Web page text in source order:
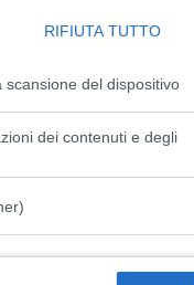
RIFIUTA TUTTO
del dispositivo
dei contenuti e degli
Nei tratti in
gallerie in
tratto.
caratterizzati
così gli